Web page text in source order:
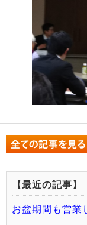
【最近の記事】
お盆期間も営業